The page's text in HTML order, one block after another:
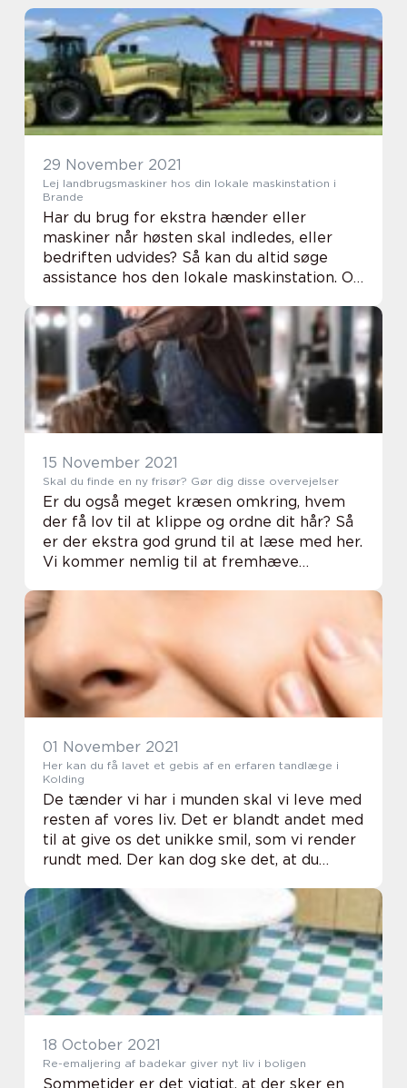
29 November 2021
Lej landbrugsmaskiner hos din lokale maskinstation i
Brande
Har du brug for ekstra hænder eller
maskiner når høsten skal indledes, eller
bedriften udvides? Så kan du altid søge
assistance hos den lokale maskinstation. Og
altid tage kontakt til Midtjydsk
Maskinstation ...
15 November 2021
Skal du finde en ny frisør? Gør dig disse overvejelser
Er du også meget kræsen omkring, hvem
der få lov til at klippe og ordne dit hår? Så
er der ekstra god grund til at læse med her.
Vi kommer nemlig til at fremhæve
overvejelser, før du vælger en frisørsalon.
Ove...
01 November 2021
Her kan du få lavet et gebis af en erfaren tandlæge i
Kolding
De tænder vi har i munden skal vi leve med
resten af vores liv. Det er blandt andet med
til at give os det unikke smil, som vi render
rundt med. Der kan dog ske det, at du
en ulykke, eller der opstår en syg...
18 October 2021
Re-emaljering af badekar giver nyt liv i boligen
Sommetider er det vigtigt, at der sker en